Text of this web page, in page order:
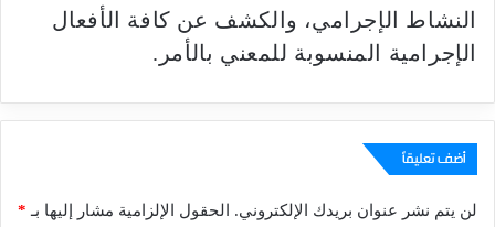
النشاط الإجرامي، والكشف عن كافة الأفعال
الإجرامية المنسوبة للمعني بالأمر.
أضف تعليقاً
لن يتم نشر عنوان بريدك الإلكتروني. الحقول الإلزامية مشار إليها بـ *